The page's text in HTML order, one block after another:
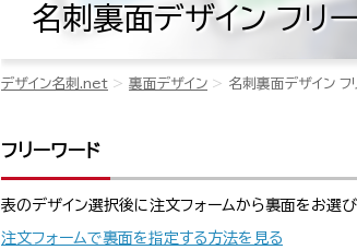
名刺裏面デザイン フリ
デザイン名刺.net 裏面デザイン 名刺裏面デザイン フ
フリーワード
表のデザイン選択後に注文フォームから裏面をお選
注文フォームで裏面を指定する方法を見る